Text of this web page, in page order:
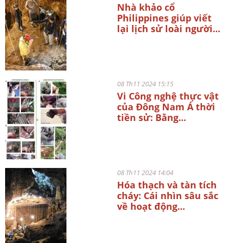
Nhà khảo cổ
Philippines giúp viết
lại lịch sử loài người...
08 Th11 2024 15:15
Vi Công nghệ thực vật
của Đông Nam Á thời
tiền sử: Bằng...
08 Th11 2024 14:04
Hóa thạch và tàn tích
cháy: Cái nhìn sâu sắc
về hoạt động...